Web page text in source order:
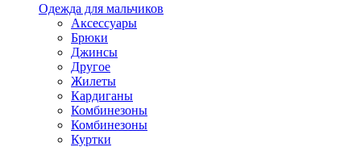
Одежда для мальчиков
Аксессуары
Брюки
Джинсы
Другое
Жилеты
Кардиганы
Комбинезоны
Комбинезоны
Куртки